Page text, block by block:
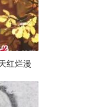
红烂漫